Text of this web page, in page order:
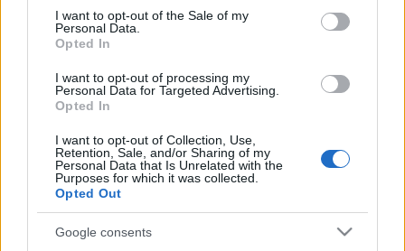
consent section.
I want to opt-out of the Sale of my
Personal Data.
Opted In
I want to opt-out of processing my
Personal Data for Targeted Advertising.
Opted In
I want to opt-out of Collection, Use,
Retention, Sale, and/or Sharing of my
Personal Data that Is Unrelated with the
Purposes for which it was collected.
Opted Out
Google consents
Hétfő van, zárva vagyunk.
•2008. október 27.